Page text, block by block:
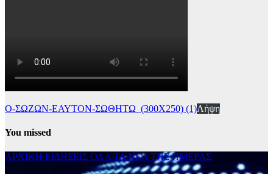
Ο-ΣΩΖΩΝ-ΕΑΥΤΟΝ-ΣΩΘΗΤΩ_(300Χ250) (1)Λήψη
You missed
ΑΡΧΙΚΗ ΕΙΔΗΣΕΙΣ ΟΛΑ ΤΑ ΝΕΑ ΤΗΣ ΗΜΕΡΑΣ